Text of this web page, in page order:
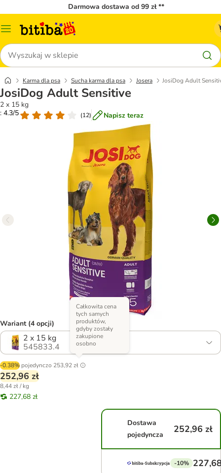
Darmowa dostawa od 99 zł **
Menu
Szukaj
Karma dla psa Sucha karma dla psa Josera JosiDog Adult
JosiDog Adult Sensitive
2 x 15 kg
: 4.3/5
(12) Napisz teraz
Wariant (4 opcji)
2 x 15 kg
545833.4
-0.38% pojedynczo 253,92 zł
Całkowita cena
tych samych
produktów,
gdyby zostały
zakupione
osobno
252,96 zł
8,44 zł / kg
227,68 zł
Dostawa
pojedyncza
252,96 zł
-10%